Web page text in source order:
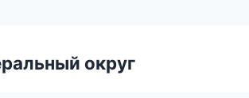
округ